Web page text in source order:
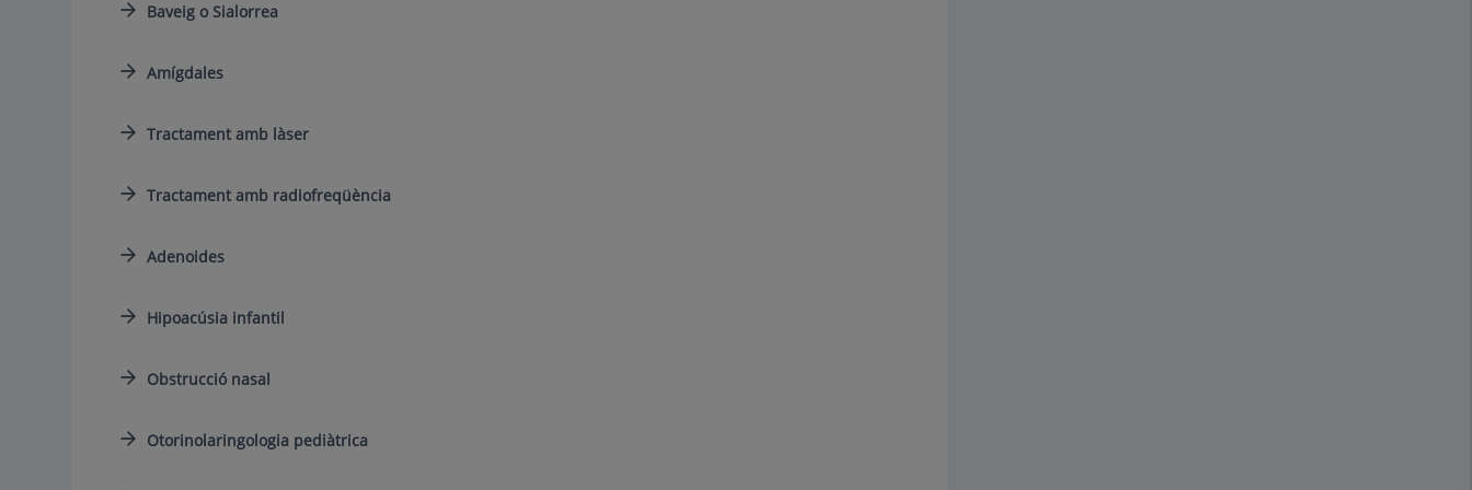
Baveig o Sialorrea
Amígdales
Tractament amb làser
Tractament amb radiofreqüència
Adenoides
Hipoacúsia infantil
Obstrucció nasal
Otorinolaringologia pediàtrica